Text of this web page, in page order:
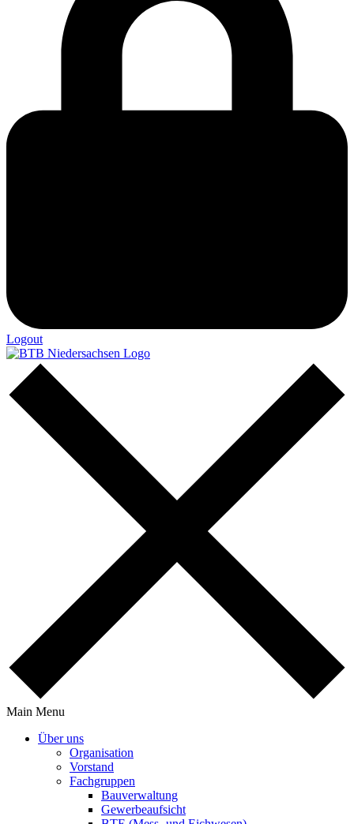
Logout
Main Menu
Über uns
Orga­ni­sa­tion
Vorstand
Fach­gruppen
Bauver­wal­tung
Gewer­be­auf­sicht